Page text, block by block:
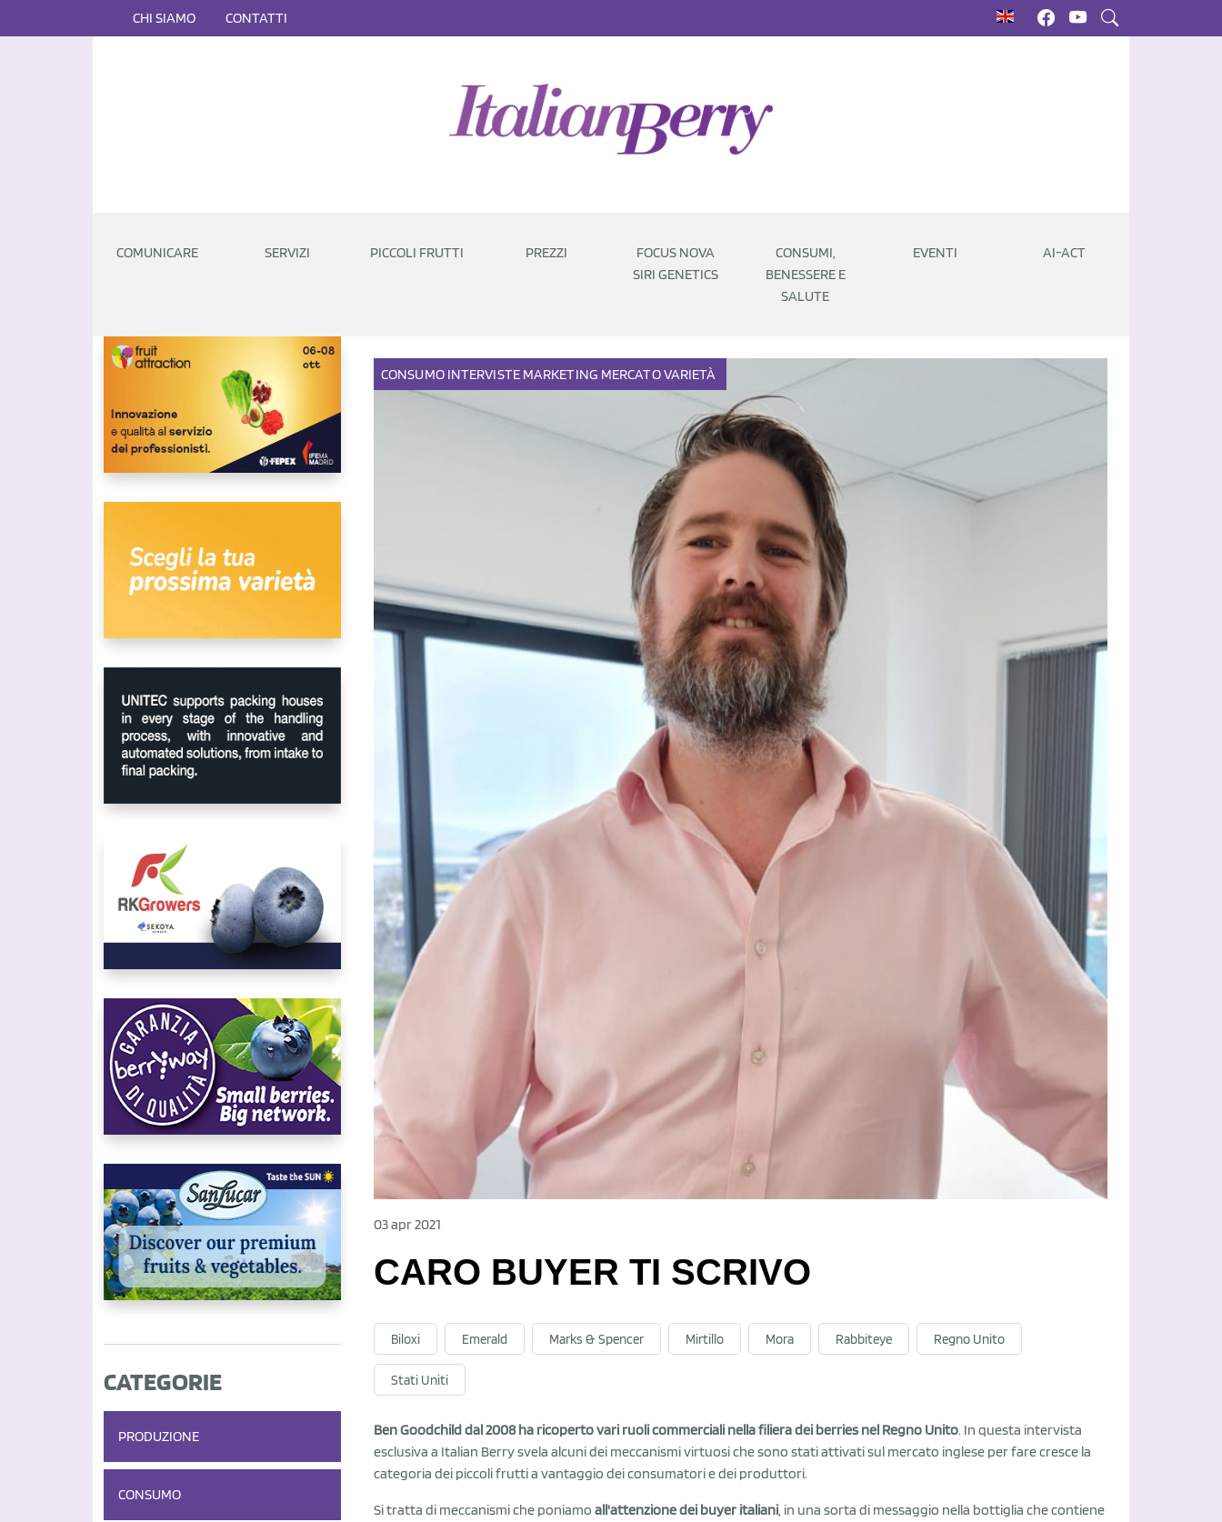
CHI SIAMO CONTATTI
COMUNICARE SERVIZI PICCOLI FRUTTI PREZZI
FOCUS NOVA
SIRI GENETICS
CONSUMI,
BENESSERE E
SALUTE
EVENTI AI-ACT
CATEGORIE
PRODUZIONE
CONSUMO
CONSUMO INTERVISTE MARKETING MERCATOVARIETÀ
03 apr 2021
CARO BUYER TI SCRIVO
Biloxi Emerald Marks & Spencer Mirtillo Mora Rabbiteye Regno Unito
Stati Uniti
Ben Goodchild dal 2008 ha ricoperto vari ruoli commerciali nella filiera dei berries nel Regno Unito. In questa intervista
esclusiva a Italian Berry svela alcuni dei meccanismi virtuosi che sono stati attivati sul mercato inglese per fare cresce la
categoria dei piccoli frutti a vantaggio dei consumatori e dei produttori.
Si tratta di meccanismi che poniamo all'attenzione dei buyer italiani, in una sorta di messaggio nella bottiglia che contiene